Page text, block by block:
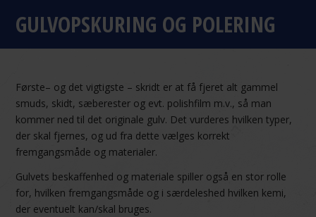
GULVOPSKURING OG POLERING
Første– og det vigtigste – skridt er at få fjeret alt gammel
smuds, skidt, sæberester og evt. polishfilm m.v., så man
kommer ned til det originale gulv. Det vurderes hvilken typer,
der skal fjernes, og ud fra dette vælges korrekt
fremgangsmåde og materialer.
Gulvets beskaffenhed og materiale spiller også en stor rolle
for, hvilken fremgangsmåde og i særdeleshed hvilken kemi,
der eventuelt kan/skal bruges.